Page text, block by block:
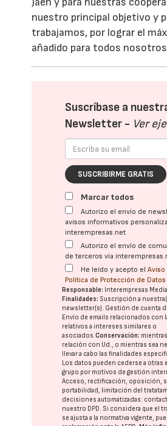
nuestro principal objetivo y
trabajamos, por lograr el
añadido para todos
Suscríbase a
Newsletter - Ver
SUSCRIBIRME GRATIS
Marcar todos
Autorizo el envío de
avisos informativos
interempresas.net
Autorizo el envío de
de terceros vía
He leído y acepto elAviso
Política de Protección de Datos
Responsable: Interempresas
Finalidades: Suscripción a
newsletter(s). Gestión de cuenta
Envío de emails relacionados con
relativos a intereses similares o
asociados.Conservación:
relación con Ud., o mientras sea
llevar a cabo las finalidades
Los datos pueden cederse a otras
grupo por motivos de gestión
Acceso, rectificación, oposición,
portabilidad, limitación del
decisiones automatizadas:
nuestro DPD. Si considera que el
se ajusta a la normativa vigente,